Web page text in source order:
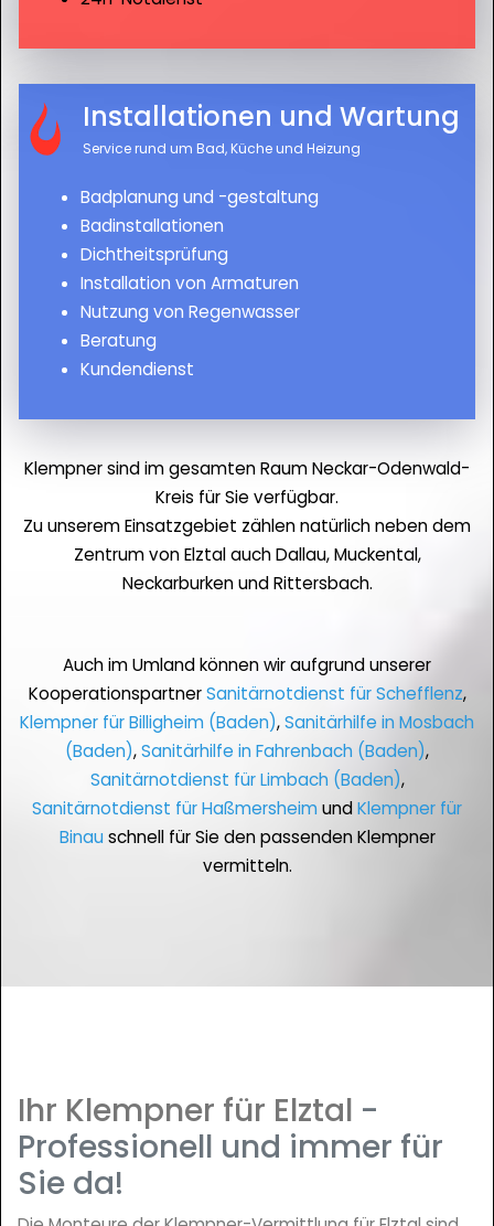
Installationen und Wartung
Service rund um Bad, Küche und Heizung
Badplanung und -gestaltung
Badinstallationen
Dichtheitsprüfung
Installation von Armaturen
Nutzung von Regenwasser
Beratung
Kundendienst
Klempner sind im gesamten Raum Neckar-Odenwald-
Kreis für Sie verfügbar.
Zu unserem Einsatzgebiet zählen natürlich neben dem
Zentrum von Elztal auch Dallau, Muckental,
Neckarburken und Rittersbach.
Auch im Umland können wir aufgrund unserer
KooperationspartnerSanitärnotdienst für Schefflenz,
Klempner für Billigheim (Baden),Sanitärhilfe in Mosbach
(Baden),Sanitärhilfe in Fahrenbach (Baden),
Sanitärnotdienst für Limbach (Baden),
Sanitärnotdienst für Haßmersheim undKlempner für
Binauschnell für Sie den passenden Klempner
vermitteln.
Ihr Klempner für Elztal -
Professionell und immer für
Sie da!